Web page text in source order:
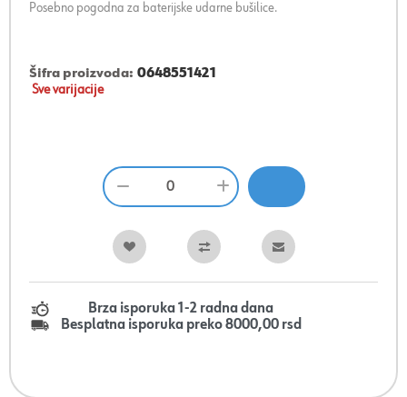
Posebno pogodna za baterijske udarne bušilice.
Šifra proizvoda: 0648551421
Sve varijacije
Brza isporuka 1-2 radna dana
Besplatna isporuka preko 8000,00 rsd